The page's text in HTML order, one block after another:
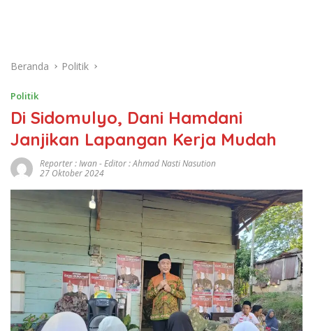
Beranda Politik
Politik
Di Sidomulyo, Dani Hamdani
Janjikan Lapangan Kerja Mudah
Reporter : Iwan - Editor : Ahmad Nasti Nasution
27 Oktober 2024